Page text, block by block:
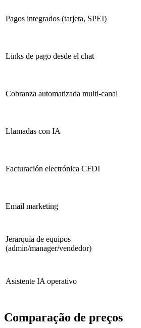
Pagos integrados (tarjeta, SPEI)
Links de pago desde el chat
Cobranza automatizada multi-canal
Llamadas con IA
Facturación electrónica CFDI
Email marketing
Jerarquía de equipos
(admin/manager/vendedor)
Asistente IA operativo
Comparação de preços